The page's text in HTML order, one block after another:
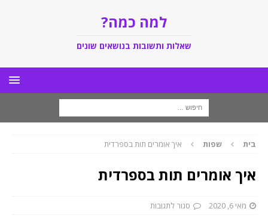
למה כמה?
שאלות ותשובות בנושאים שונים
בית שפות איך אומרים תות בספרדית
איך אומרים תות בספרדית
מאי 6, 2020 סגור לתגובות